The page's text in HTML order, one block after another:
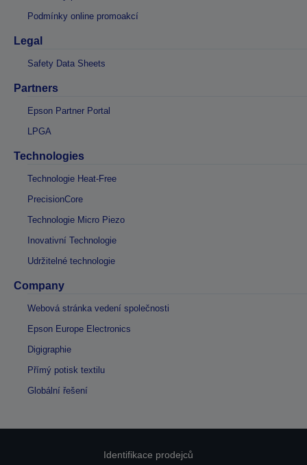
Podmínky online promoakcí
Legal
Safety Data Sheets
Partners
Epson Partner Portal
LPGA
Technologies
Technologie Heat-Free
PrecisionCore
Technologie Micro Piezo
Inovativní Technologie
Udržitelné technologie
Company
Webová stránka vedení společnosti
Epson Europe Electronics
Digigraphie
Přímý potisk textilu
Globální řešení
Identifikace prodejců